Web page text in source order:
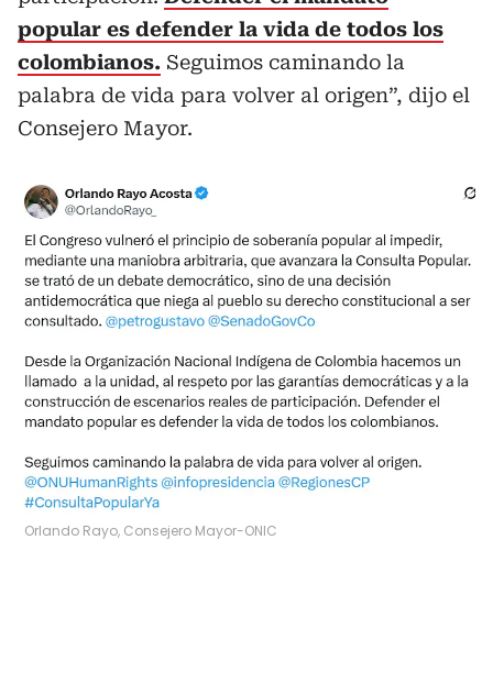
popular es defender la vida de todos los
colombianos. Seguimos caminando la
palabra de vida para volver al origen”, dijo el
Consejero Mayor.
Orlando Rayo, Consejero Mayor-ONIC